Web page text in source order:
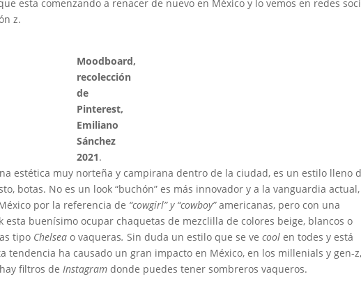
esta comenzando a renacer de nuevo en México y lo vemos en redes
z.
Moodboard,
recolección
de
Pinterest,
Emiliano
Sánchez
2021.
estética muy norteña y campirana dentro de la ciudad, es un estilo lleno
botas. No es un look “buchón” es más innovador y a la vanguardia
por la referencia de “cowgirl” y “cowboy”americanas, pero con una
esta buenísimo ocupar chaquetas de mezclilla de colores beige, blancos o
tipo Chelseao vaqueras.Sin duda un estilo que se vecool en todes y está
tendencia ha causado un gran impacto en México, en los millenials y gen-
filtros deInstagram donde puedes tener sombreros vaqueros.